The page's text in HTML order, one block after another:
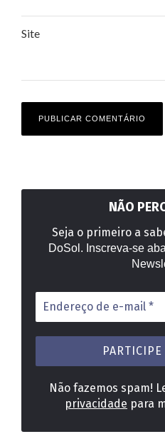
Site
NÃO
Seja o primeiro a
DoSol. Inscreva-se
Endereço
de
e-
mail
Não fazemos spam!
privacidade para